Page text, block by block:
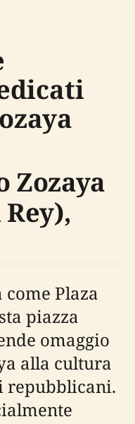
Zozaya
Plaza
piazza
omaggio
alla cultura
repubblicani.